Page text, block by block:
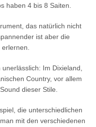
haben 4 bis 8 Saiten.
das natürlich nicht
ist aber die
Im Dixieland,
Country, vor allem
dieser Stile.
die unterschiedlichen
mit den verschiedenen